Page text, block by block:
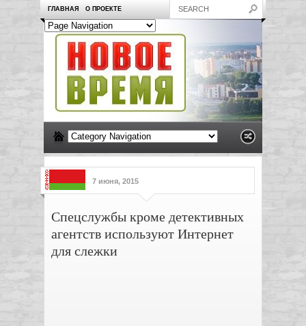
ГЛАВНАЯ О ПРОЕКТЕ
7 июня, 2015
Спецслужбы кроме детективных
агентств используют Интернет
для слежки